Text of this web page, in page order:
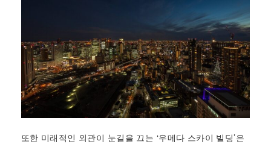
또한 미래적인 외관이 눈길을 끄는 ‘우메다 스카이 빌딩’은